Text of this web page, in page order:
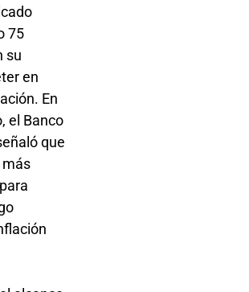
75
su
en
En
el Banco
que
más